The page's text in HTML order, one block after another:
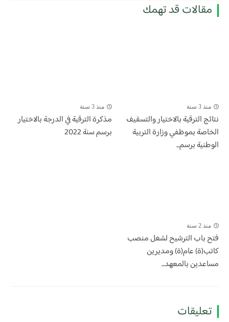
مقالات قد تهمك
منذ 3 سنة
​نتائج الترقية بالاختيار والتسقيف
الخاصة بموظفي وزارة التربية
الوطنية برسم...
منذ 3 سنة
مذكرة الترقية في الدرجة بالاختيار
برسم سنة 2022
منذ 2 سنة
فتح باب الترشيح لشغل منصب
كاتب(ة) عام(ة) ومديرين
مساعدين بالمعهد...
تعليقات